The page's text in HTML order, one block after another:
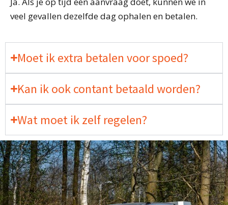
veel gevallen dezelfde dag ophalen en betalen.
Moet ik extra betalen voor spoed?
Kan ik ook contant betaald worden?
Wat moet ik zelf regelen?